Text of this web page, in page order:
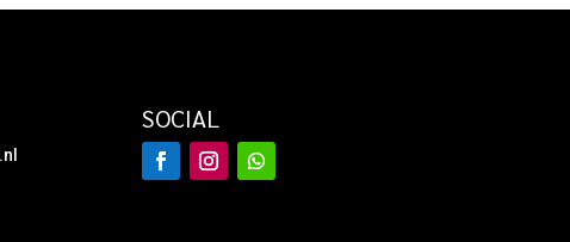
SOCIAL